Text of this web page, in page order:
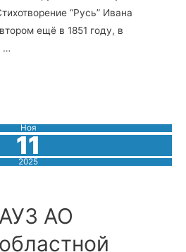
“Русь” Ивана
ещё в 1851 году, в
…
Ноя
11
2025
АО